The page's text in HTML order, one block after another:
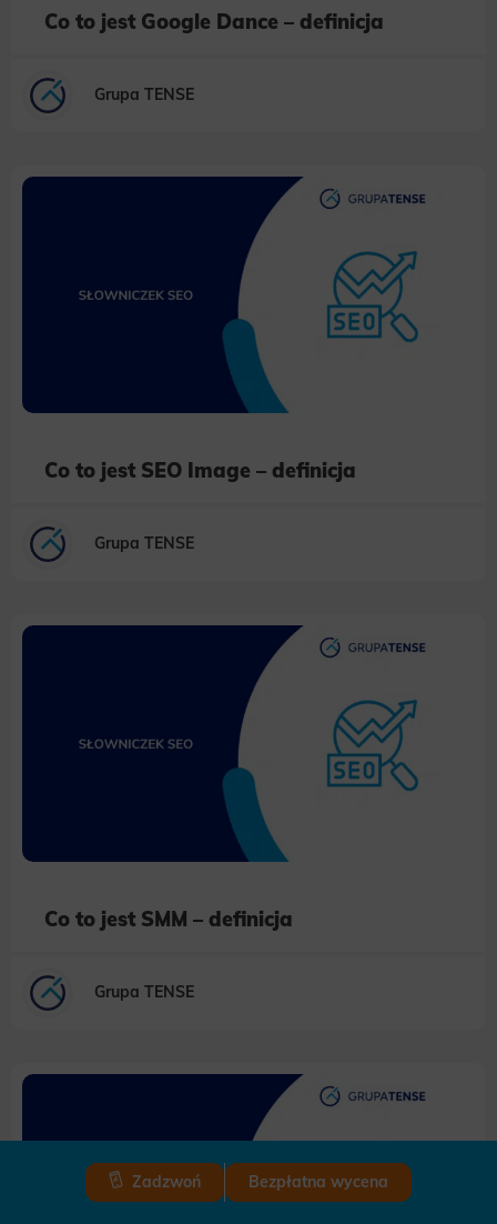
Co to jest Google Dance – definicja
Grupa TENSE
Co to jest SEO Image – definicja
Grupa TENSE
Co to jest SMM – definicja
Grupa TENSE
Zadzwoń Bezpłatna wycena